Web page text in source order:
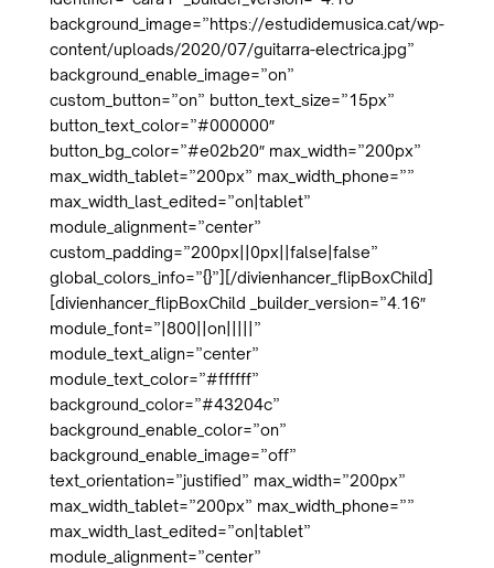
background_image=”https://estudidemusica.cat/wp-
content/uploads/2020/07/guitarra-electrica.jpg”
background_enable_image=”on”
custom_button=”on” button_text_size=”15px”
button_text_color=”#000000″
button_bg_color=”#e02b20″ max_width=”200px”
max_width_tablet=”200px” max_width_phone=””
max_width_last_edited=”on|tablet”
module_alignment=”center”
custom_padding=”200px||0px||false|false”
global_colors_info=”{}”][/divienhancer_flipBoxChild]
[divienhancer_flipBoxChild _builder_version=”4.16″
module_font=”|800||on|||||”
module_text_align=”center”
module_text_color=”#ffffff”
background_color=”#43204c”
background_enable_color=”on”
background_enable_image=”off”
text_orientation=”justified” max_width=”200px”
max_width_tablet=”200px” max_width_phone=””
max_width_last_edited=”on|tablet”
module_alignment=”center”